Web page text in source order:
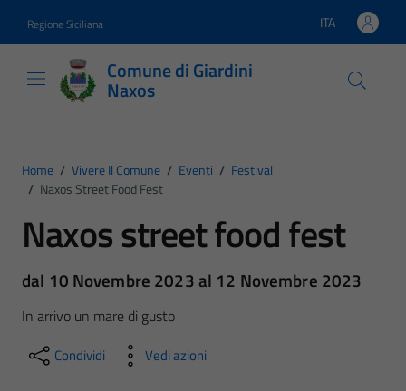
Regione Siciliana Lingua attiva:
ITA
Comune di Giardini
Naxos
Home / Vivere Il Comune / Eventi / Festival
/ Naxos Street Food Fest
Naxos street food fest
dal 10 Novembre 2023 al 12 Novembre 2023
In arrivo un mare di gusto
Condividi Vedi azioni